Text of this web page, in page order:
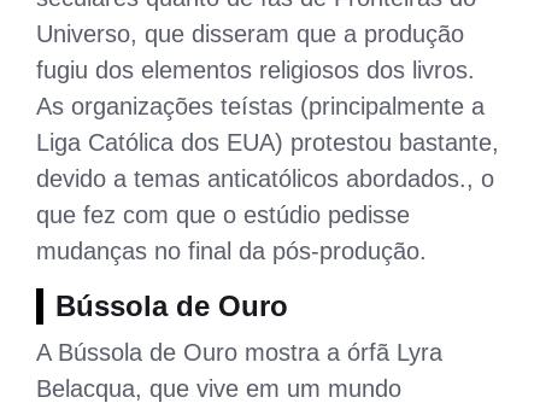
Universo, que disseram que a produção
fugiu dos elementos religiosos dos livros.
As organizações teístas (principalmente a
Liga Católica dos EUA) protestou bastante,
devido a temas anticatólicos abordados., o
que fez com que o estúdio pedisse
mudanças no final da pós-produção.
Bússola de Ouro
A Bússola de Ouro mostra a órfã Lyra
Belacqua, que vive em um mundo